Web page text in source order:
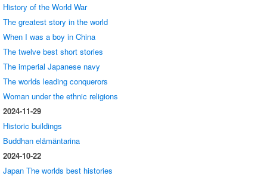
History of the World War
The greatest story in the world
When I was a boy in China
The twelve best short stories
The imperial Japanese navy
The worlds leading conquerors
Woman under the ethnic religions
2024-11-29
Historic buildings
Buddhan elämäntarina
2024-10-22
Japan The worlds best histories